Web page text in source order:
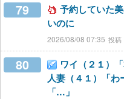
79
予約していた
いのに
2026/08/08 07:35
80
ワイ（２１）
人妻（４１）「
「…」